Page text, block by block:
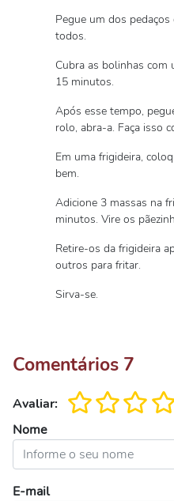
Pegue um dos
todos.
Cubra as bolinhas com
15 minutos.
Após esse tempo,
rolo, abra-a. Faça isso
Em uma frigideira,
bem.
Adicione 3 massas na
minutos. Vire os
Retire-os da frigideira
outros para fritar.
Sirva-se.
Comentários 7
Avaliar:
Nome
E-mail